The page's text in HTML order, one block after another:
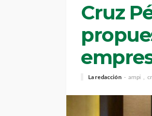
Cruz
La redacción ampi